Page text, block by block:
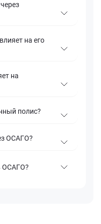
на его
на
полис?
ОСАГО?
ОСАГО?